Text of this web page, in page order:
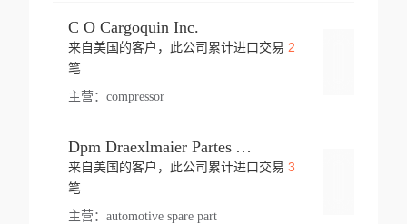
C O Cargoquin Inc.
来自美国的客户，此公司累计进口交易 2
笔
主营： compressor
Dpm Draexlmaier Partes Automotrices Corr Ind Huejotzingo
来自美国的客户，此公司累计进口交易 3
笔
主营： automotive spare part